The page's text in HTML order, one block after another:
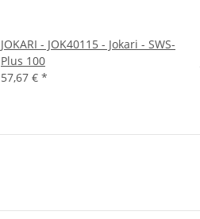
JOKARI - JOK40115 - Jokari - SWS-
Plus 100
57,67 € *